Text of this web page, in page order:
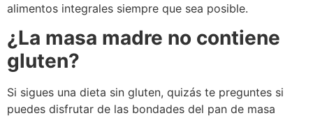
alimentos integrales siempre que sea posible.
¿La masa madre no contiene
gluten?
Si sigues una dieta sin gluten, quizás te preguntes si
puedes disfrutar de las bondades del pan de masa